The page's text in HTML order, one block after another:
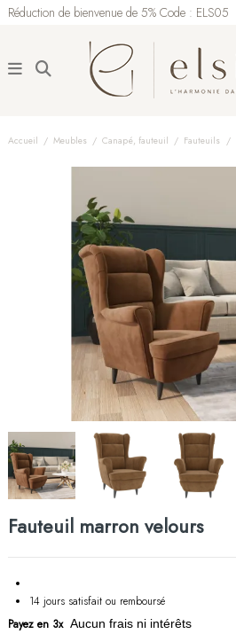
Réduction de bienvenue de 5% Code : ELS05
Accueil Meubles Canapé, fauteuil Fauteuils
Fauteuil marron velours
14 jours satisfait ou remboursé
Payez en 3x Aucun frais ni intérêts